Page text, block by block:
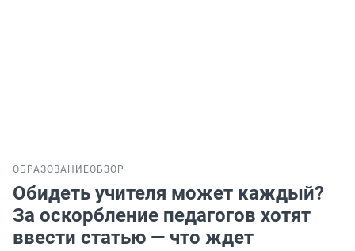
ОБРАЗОВАНИЕОБЗОР
Обидеть учителя может каждый?
За оскорбление педагогов хотят
ввести статью — что ждет